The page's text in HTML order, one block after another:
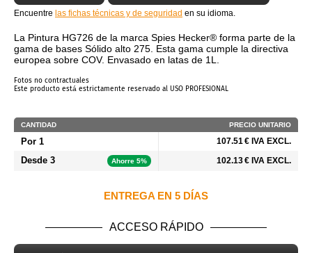
Encuentre las fichas técnicas y de seguridad en su idioma.
La Pintura HG726 de la marca Spies Hecker® forma parte de la
gama de bases Sólido alto 275. Esta gama cumple la directiva
europea sobre COV. Envasado en latas de 1L.
Fotos no contractuales
Este producto está estrictamente reservado al USO PROFESIONAL
CANTIDAD PRECIO UNITARIO
Por 1 107.51 € IVA EXCL.
Desde 3 Ahorre 5% 102.13 € IVA EXCL.
ENTREGA EN 5 DÍAS
ACCESO RÁPIDO